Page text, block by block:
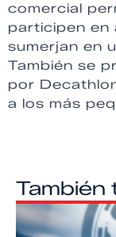
comercial
participen en
sumerjan en
También se
por
a los más
También